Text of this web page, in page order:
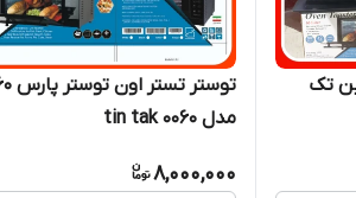
مدل tin tak 0060
8,000,000